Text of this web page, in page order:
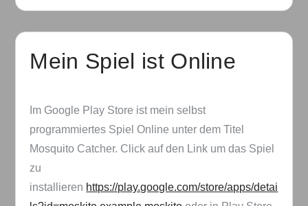
Mein Spiel ist Online
Im Google Play Store ist mein selbst
programmiertes Spiel Online unter dem Titel
Mosquito Catcher. Click auf den Link um das Spiel
zu
installieren https://play.google.com/store/apps/detai